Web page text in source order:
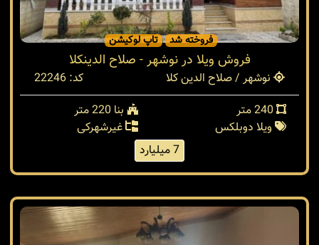
فروخته شد تاپ لوکیشن
فروش ویلا در نوشهر - صلاح الدینکلا
نوشهر / صلاح الدین کلا
کد: 22246
بنا 220 متر
ویلا دوبلکس
غیرشهرکی
7 میلیارد